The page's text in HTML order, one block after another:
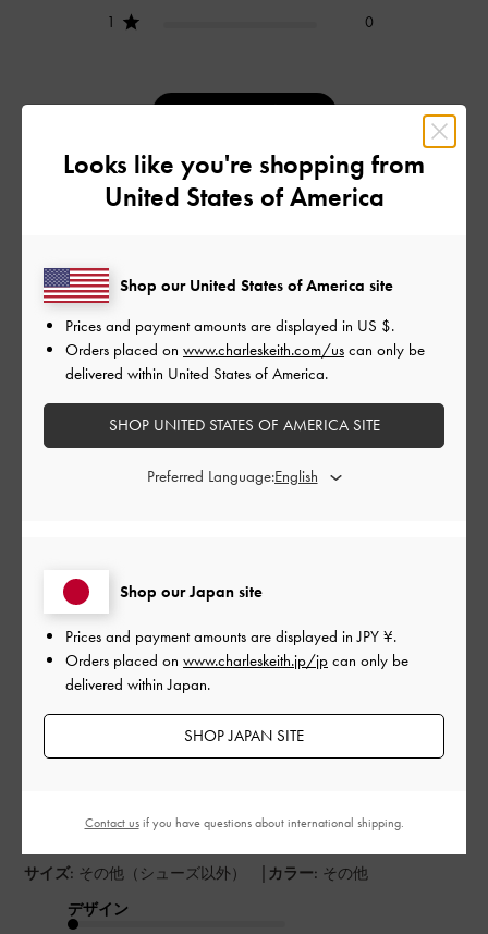
1
0
デザイン
品質
普通
フィルター
ご利用者様
プレゼント
お友達の誕生日プレゼント用に買いました。
背の低い方でしたので、あまり大きなカバンはバランスが悪い
バンをとても喜んで頂けました。
サイズ: その他（シューズ以外） | カラー: その他
デザイン
Looks like you're shopping from
United States of America
Shop our Japan site
Prices and payment amounts are displayed inJPY ¥.
Orders placed on www.charleskeith.jp/jp can only be
delivered within Japan.
SHOP JAPAN SITE
Shop our United States of America site
Prices and payment amounts are displayed in US $.
Orders placed on www.charleskeith.com/us can only be
delivered within United States of America.
SHOP UNITED STATES OF AMERICA SITE
Preferred Language:
Contact usif you have questions about international shipping.